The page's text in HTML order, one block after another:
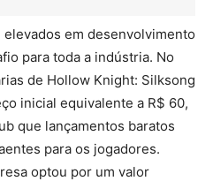
em desenvolvimento
para toda a indústria. No
de Hollow Knight: Silksong
inicial equivalente a R$ 60,
que lançamentos baratos
para os jogadores.
optou por um valor